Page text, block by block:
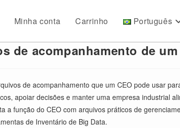
Minha conta Carrinho Português
de acompanhamento de um
de acompanhamento que um CEO pode usar
apoiar decisões e manter uma empresa industrial
a função do CEO com arquivos práticos de
de Inventário de Big Data.